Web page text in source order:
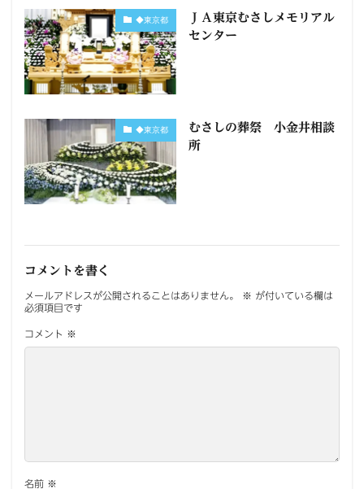
◆東京都
ＪＡ東京むさしメモリアル
センター
◆東京都
むさしの葬祭 小金井相談
所
コメントを書く
メールアドレスが公開されることはありません。 ※ が付いている欄は
必須項目です
コメント ※
名前 ※